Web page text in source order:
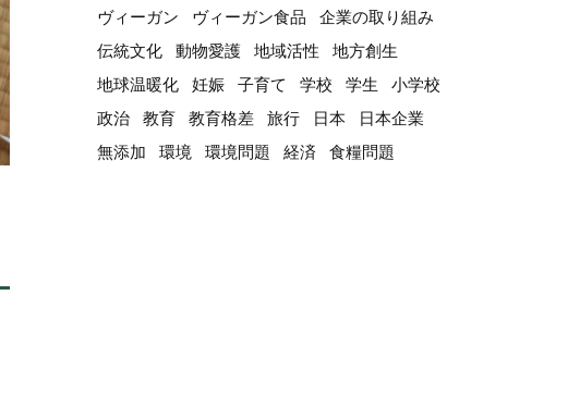
ヴィーガン
ヴィーガン食品
企業の取り組み
伝統文化
動物愛護 地域活性
地方創生
地球温暖化
妊娠 子育て 学校 学生
小学校
政治
教育 教育格差 旅行 日本
日本企業
無添加
環境 環境問題 経済 食糧問題